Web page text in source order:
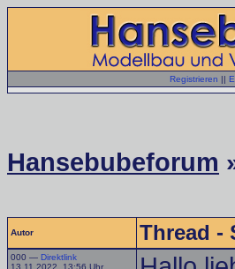
Registrieren ||
Hansebubeforum
Autor Thread -
000 — Direktlink
13.11.2022, 13:56 Uhr